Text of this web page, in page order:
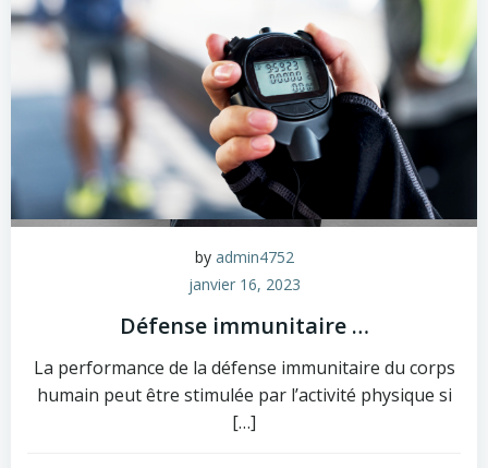
by admin4752
janvier 16, 2023
Défense immunitaire …
La performance de la défense immunitaire du corps
humain peut être stimulée par l’activité physique si
[…]